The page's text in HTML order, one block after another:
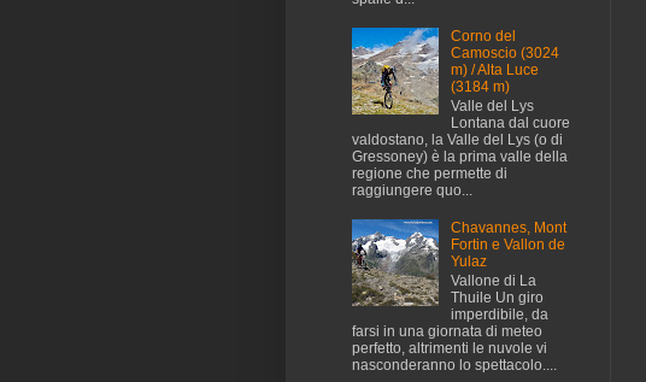
Corno del
Camoscio (3024
m) / Alta Luce
(3184 m)
Valle del Lys
Lontana dal cuore
valdostano, la Valle del Lys (o di
Gressoney) è la prima valle della
regione che permette di
raggiungere quo...
Chavannes, Mont
Fortin e Vallon de
Yulaz
Vallone di La
Thuile Un giro
imperdibile, da
farsi in una giornata di meteo
perfetto, altrimenti le nuvole vi
nasconderanno lo spettacolo....